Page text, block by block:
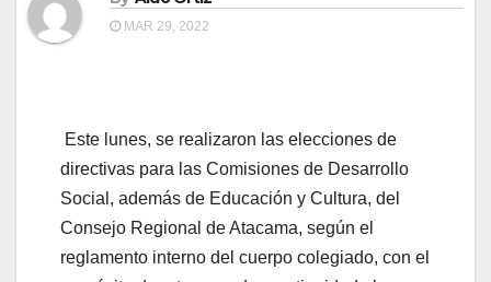
MAR 29, 2022
Este lunes, se realizaron las elecciones de
directivas para las Comisiones de Desarrollo
Social, además de Educación y Cultura, del
Consejo Regional de Atacama, según el
reglamento interno del cuerpo colegiado, con el